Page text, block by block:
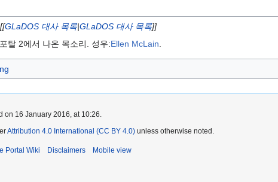
GLaDOS 대사 목록|GLaDOS 대사 목록]]
탈 2에서 나온 목소리. 성우:Ellen McLain.
on 16 January 2016, at 10:26.
Attribution 4.0 International (CC BY 4.0) unless otherwise noted.
Portal Wiki Disclaimers Mobile view